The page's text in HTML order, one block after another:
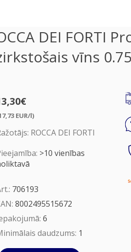
DEI FORTI
vīns
EUR/l)
ROCCA DEI FORTI
>10 vienības
706193
8002495515672
6
daudzums: 1